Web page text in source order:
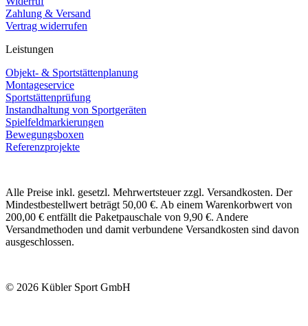
Zahlung & Versand
Vertrag widerrufen
Leistungen
Objekt- & Sportstättenplanung
Montageservice
Sportstättenprüfung
Instandhaltung von Sportgeräten
Spielfeldmarkierungen
Bewegungsboxen
Referenzprojekte
Alle Preise inkl. gesetzl. Mehrwertsteuer zzgl. Versandkosten. Der
Mindestbestellwert beträgt 50,00 €. Ab einem Warenkorbwert von
200,00 € entfällt die Paketpauschale von 9,90 €. Andere
Versandmethoden und damit verbundene Versandkosten sind davon
ausgeschlossen.
© 2026 Kübler Sport GmbH